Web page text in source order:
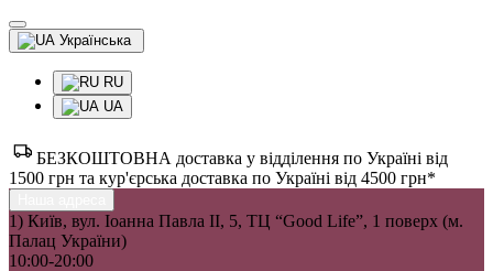
Українська
RU
UA
БЕЗКОШТОВНА доставка у відділення по Україні від
1500 грн та кур'єрська доставка по Україні від 4500 грн*
1) Київ, вул. Іоанна Павла II, 5, ТЦ “Good Life”, 1 поверх (м.
Палац України)
10:00-20:00